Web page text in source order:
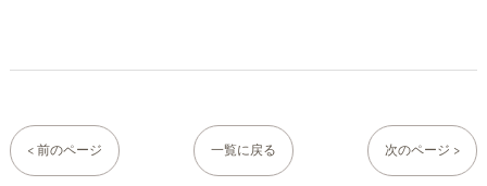
< 前のページ 一覧に戻る 次のページ >